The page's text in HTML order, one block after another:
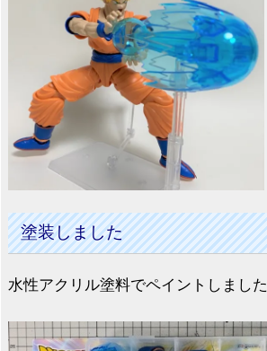
塗装しました
水性アクリル塗料でペイントしました